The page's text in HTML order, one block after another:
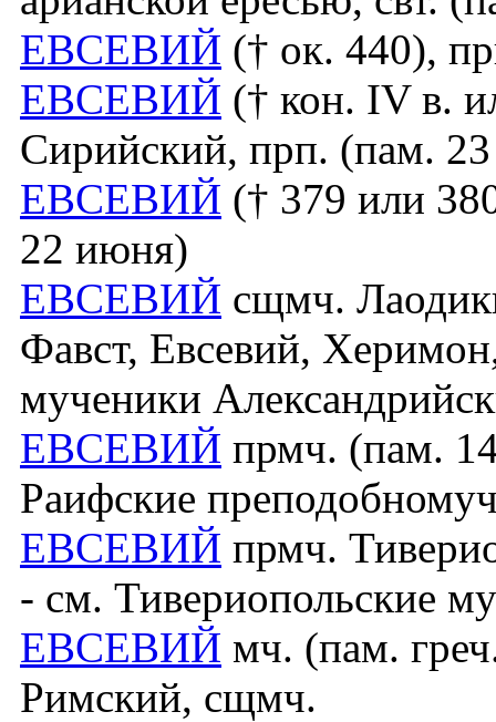
ЕВСЕВИЙ († ок. 440),
ЕВСЕВИЙ († кон. IV в.
Сирийский, прп. (пам.
ЕВСЕВИЙ († 379 или
22 июня)
ЕВСЕВИЙ сщмч.
Фавст, Евсевий,
мученики
ЕВСЕВИЙ прмч. (пам.
Раифские
ЕВСЕВИЙ прмч.
- см. Тивериопольские
ЕВСЕВИЙ мч. (пам.
Римский, сщмч.